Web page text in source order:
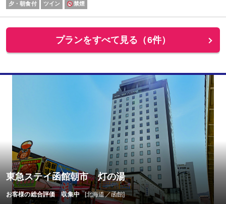
夕・朝食付
ツイン 禁煙
プランをすべて見る（6件）
東急ステイ函館朝市 灯の湯
お客様の総合評価 収集中 [北海道／函館]